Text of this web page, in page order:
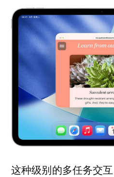
这种级别的多任务交